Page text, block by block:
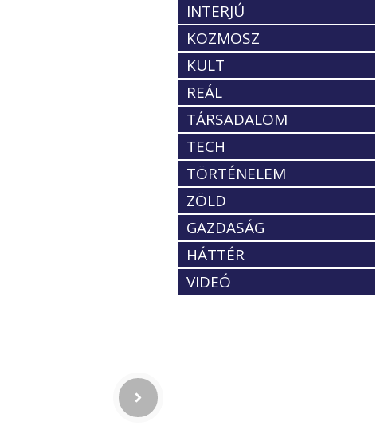
INTERJÚ
KOZMOSZ
KULT
REÁL
TÁRSADALOM
TECH
TÖRTÉNELEM
ZÖLD
GAZDASÁG
HÁTTÉR
VIDEÓ